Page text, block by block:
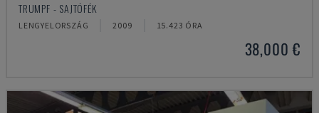
TRUMPF - SAJTÓFÉK
LENGYELORSZÁG 2009 15.423 ÓRA
38,000 €